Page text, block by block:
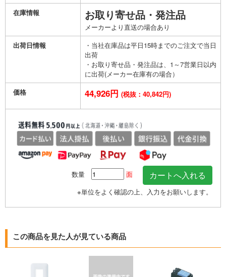
在庫情報
お取り寄せ品・発注品
メーカーより直送の場合あり
出荷日情報
・当社在庫品は平日15時までのご注文で当日
出荷
・お取り寄せ品・発注品は、1～7営業日以内
に出荷(メーカー在庫有の場合）
価格
44,926円 (税抜：40,842円)
数量
面
※単位をよく確認の上、入力をお願いします。
この商品を見た人が見ている商品